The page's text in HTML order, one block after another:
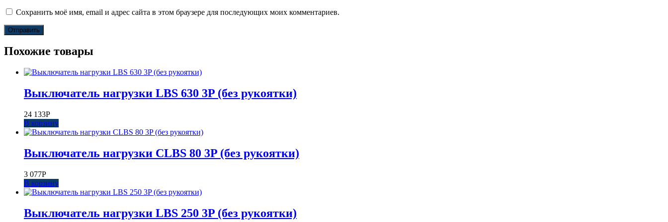
Сохранить моё имя, email и адрес сайта в этом браузере для последующих моих комментариев.
Похожие товары
Выключатель нагрузки LBS 630 3P (без рукоятки)
24 133Р
В корзину
Выключатель нагрузки CLBS 80 3P (без рукоятки)
3 077Р
В корзину
Выключатель нагрузки LBS 250 3P (без рукоятки)